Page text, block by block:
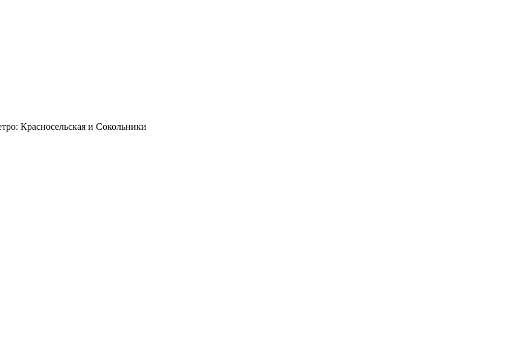
Красносельская и Сокольники